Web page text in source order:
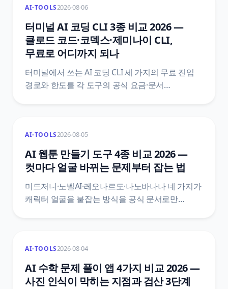
AI-TOOLS2026-08-06
터미널 AI 코딩 CLI 3종 비교 2026 —
클로드 코드·코덱스·제미나이 CLI,
무료로 어디까지 되나
터미널에서 쓰는 AI 코딩 CLI 세 가지의 무료 진입
경로와 한도를 각 도구의 공식 요금·문서
숫자가 요금 표에 없으며, 제미나이 CLI의 개인 구글
로그인은 2026년 6월 18일에 닫혔어요. 설치
요건과 데이터 정책까지 함께 봤어요.
AI-TOOLS2026-08-05
AI 웹툰 만들기 도구 4종 비교 2026 —
컷마다 얼굴 바뀌는 문제부터 잡는 법
미드저니·노벨AI·레오나르도·나노바나나 네 가지가
캐릭터 얼굴을 붙잡는 방식을 공식 문서로만
밝혀요. 무료 한도와 저작권 등록 범위까지 1차
출처로 정리했어요.
AI-TOOLS2026-08-04
AI 수학 문제 풀이 앱 4가지 비교 2026 —
사진 인식이 막히는 지점과 검산 3단계